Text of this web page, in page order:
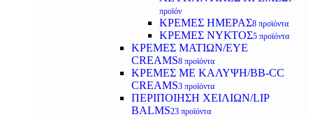
προϊόν
ΚΡΕΜΕΣ ΗΜΕΡΑΣ8 προϊόντα
ΚΡΕΜΕΣ ΝΥΚΤΟΣ5 προϊόντα
ΚΡΕΜΕΣ ΜΑΤΙΩΝ/EYE
CREAMS8 προϊόντα
ΚΡΕΜΕΣ ΜΕ ΚΑΛΥΨΗ/BB-CC
CREAMS3 προϊόντα
ΠΕΡΙΠΟΙΗΣΗ ΧΕΙΛΙΩΝ/LIP
BALMS23 προϊόντα